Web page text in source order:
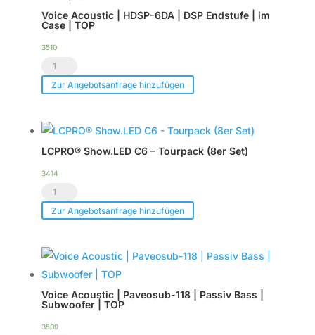
Voice Acoustic | HDSP-6DA | DSP Endstufe | im
Case | TOP
3510
Voice
Acoustic
HDSP-
6DA
|
DSP
Endstufe
Case
Menge
Zur Angebotsanfrage hinzufügen
LCPRO® Show.LED C6 – Tourpack (8er Set)
3414
LCPRO®
Show.LED
-
Tourpack
(8er
Set)
Zur Angebotsanfrage hinzufügen
Voice Acoustic | Paveosub-118 | Passiv Bass |
Subwoofer | TOP
3509